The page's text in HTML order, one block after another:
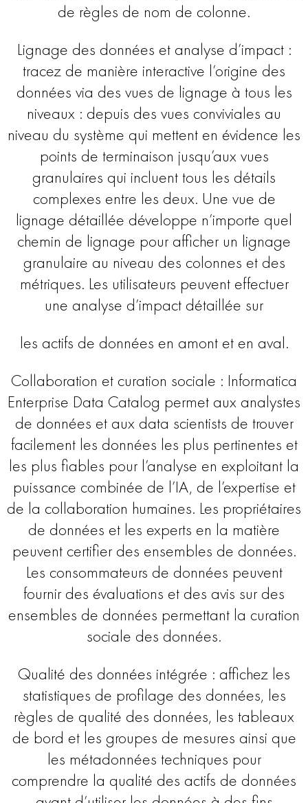
de règles de nom de colonne.
Lignage des données et analyse d’impact :
tracez de manière interactive l’origine des
données via des vues de lignage à tous les
niveaux : depuis des vues conviviales au
niveau du système qui mettent en évidence les
points de terminaison jusqu’aux vues
granulaires qui incluent tous les détails
complexes entre les deux. Une vue de
lignage détaillée développe n’importe quel
chemin de lignage pour afficher un lignage
granulaire au niveau des colonnes et des
métriques. Les utilisateurs peuvent effectuer
une analyse d’impact détaillée sur
les actifs de données en amont et en aval.
Collaboration et curation sociale : Informatica
Enterprise Data Catalog permet aux analystes
de données et aux data scientists de trouver
facilement les données les plus pertinentes et
les plus fiables pour l’analyse en exploitant la
puissance combinée de l’IA, de l’expertise et
de la collaboration humaines. Les propriétaires
de données et les experts en la matière
peuvent certifier des ensembles de données.
Les consommateurs de données peuvent
fournir des évaluations et des avis sur des
ensembles de données permettant la curation
sociale des données.
Qualité des données intégrée : affichez les
statistiques de profilage des données, les
règles de qualité des données, les tableaux
de bord et les groupes de mesures ainsi que
les métadonnées techniques pour
comprendre la qualité des actifs de données